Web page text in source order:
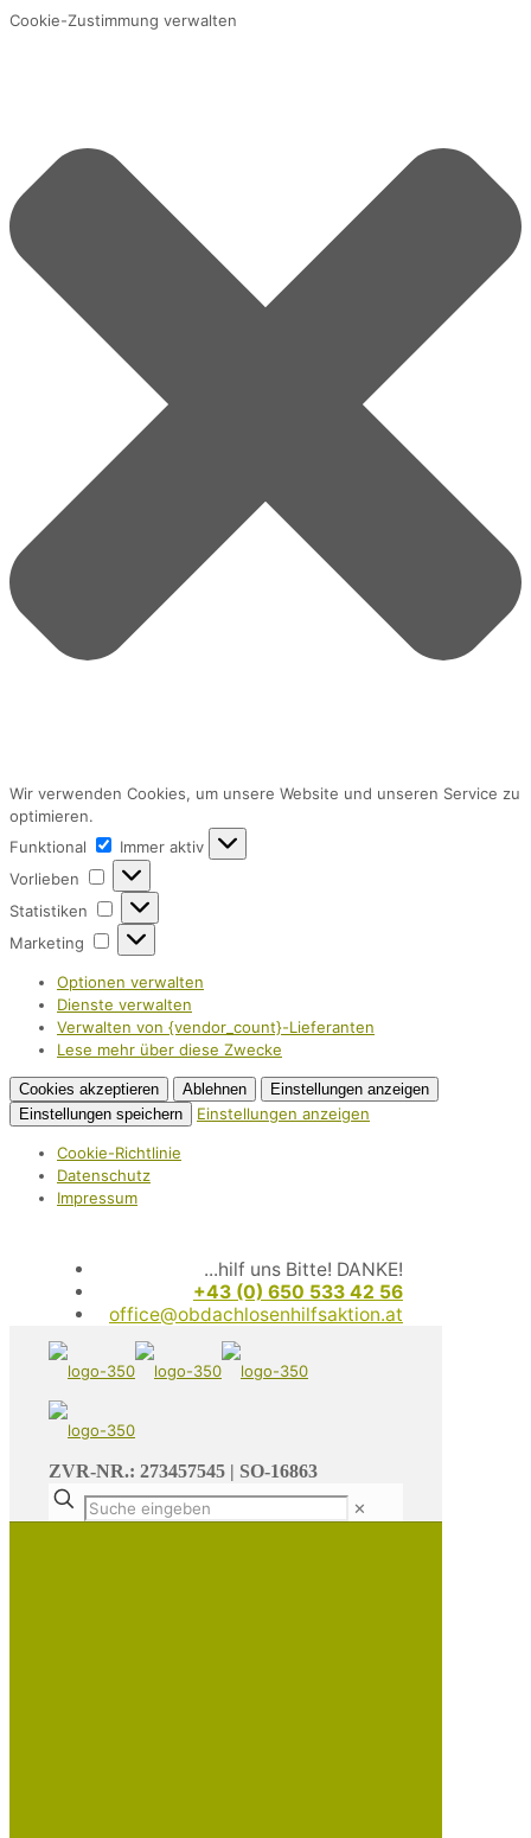
Cookie-Zustimmung verwalten
Wir verwenden Cookies, um unsere Website und unseren Service zu
optimieren.
Funktional
Funktional
Immer aktiv
Vorlieben
Vorlieben
Statistiken Statistiken
Marketing Marketing
Optionen verwalten
Dienste verwalten
Verwalten von {vendor_count}-Lieferanten
Lese mehr über diese Zwecke
Cookies akzeptieren Ablehnen
Einstellungen anzeigen
Einstellungen speichern
Einstellungen anzeigen
Cookie-Richtlinie
Datenschutz
Impressum
...hilf uns Bitte! DANKE!
+43 (0) 650 533 42 56
office@obdachlosenhilfsaktion.at
ZVR-NR.: 273457545 | SO-16863
✕